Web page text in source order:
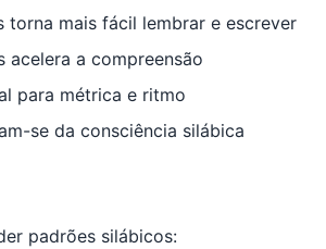
mais fácil lembrar e escrever
a compreensão
para métrica e ritmo
se da consciência silábica
padrões silábicos: